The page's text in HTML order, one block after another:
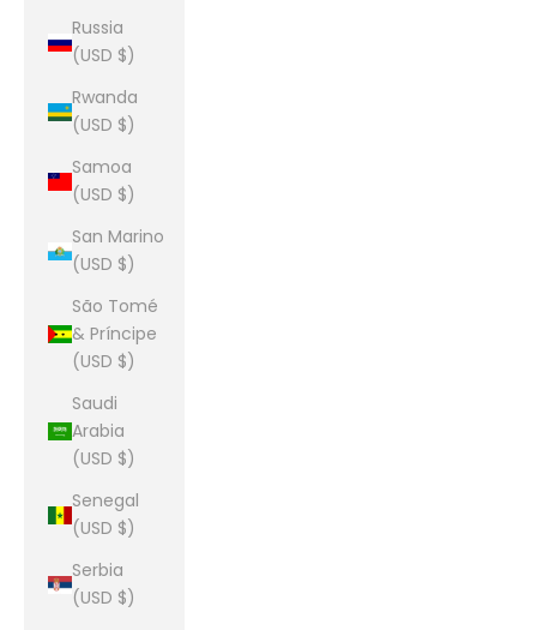
Russia
(USD $)
Rwanda
(USD $)
Samoa
(USD $)
San Marino
(USD $)
São Tomé
& Príncipe
(USD $)
Saudi
Arabia
(USD $)
Senegal
(USD $)
Serbia
(USD $)